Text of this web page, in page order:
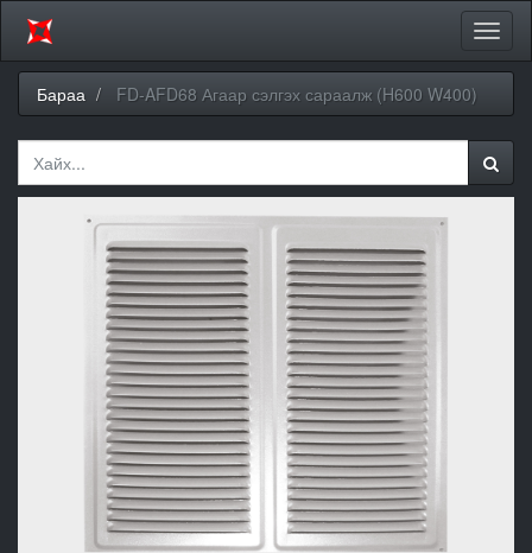
Бараа
FD-AFD68 Агаар сэлгэх сараалж (H600 W400)